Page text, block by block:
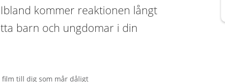
kommer reaktionen långt
barn och ungdomar i din
film till dig som mår dåligt